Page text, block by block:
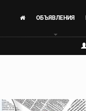
ОБЪЯВЛЕНИЯ